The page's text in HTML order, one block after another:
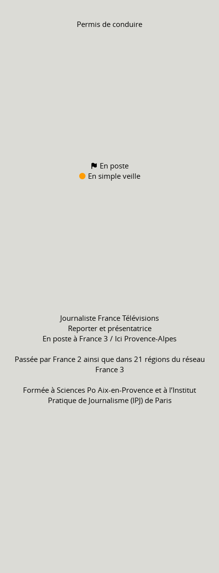
Permis de conduire
En poste
En simple veille
Journaliste France Télévisions
Reporter et présentatrice
En poste à France 3 / Ici Provence-Alpes
Passée par France 2 ainsi que dans 21 régions du réseau
France 3
Formée à Sciences Po Aix-en-Provence et à l’Institut
Pratique de Journalisme (IPJ) de Paris